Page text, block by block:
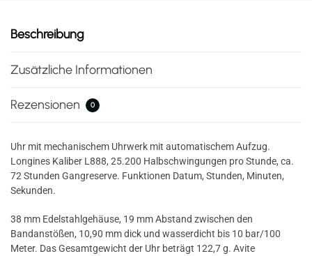
Beschreibung
Zusätzliche Informationen
Rezensionen 0
Uhr mit mechanischem Uhrwerk mit automatischem Aufzug.
Longines Kaliber L888, 25.200 Halbschwingungen pro Stunde, ca.
72 Stunden Gangreserve. Funktionen Datum, Stunden, Minuten,
Sekunden.
38 mm Edelstahlgehäuse, 19 mm Abstand zwischen den
Bandanstößen, 10,90 mm dick und wasserdicht bis 10 bar/100
Meter. Das Gesamtgewicht der Uhr beträgt 122,7 g. Avite